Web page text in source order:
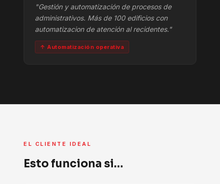
"Gestión y automatización de procesos de
administrativos. Más de 100 edificios con
automatizacion de atención al recidentes."
↑ Automatización operativa
EL CLIENTE IDEAL
Esto funciona si…